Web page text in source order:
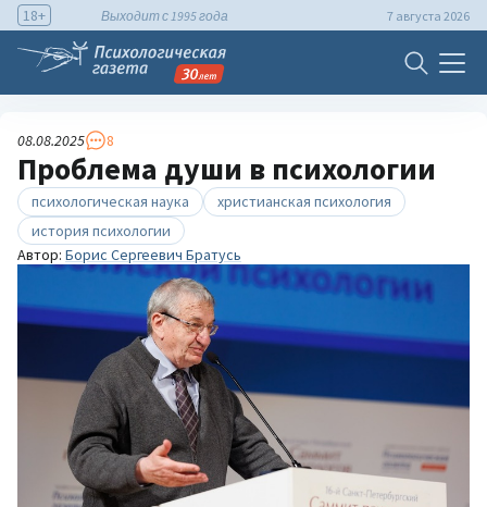
18+ Выходит с 1995 года 7 августа 2026
08.08.2025 8
Проблема души в психологии
психологическая наука
христианская психология
история психологии
Автор: Борис Сергеевич Братусь